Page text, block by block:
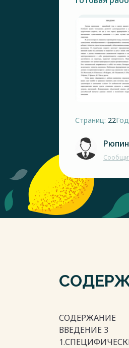
Страниц: 22
СОДЕРЖАНИЕ
ВВЕДЕНИЕ 3